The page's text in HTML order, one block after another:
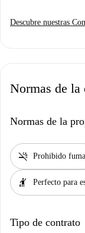
Descubre nuestras
Normas de la
Normas de la
smoke_free Prohibido
hail Perfecto para
Tipo de contrato